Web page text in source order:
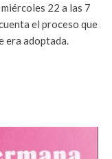
22 a las 7
el proceso que
era adoptada.